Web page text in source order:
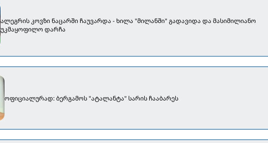
ალეგრის კოვზი ნაცარში ჩაუვარდა - ხილა "მილანში" გადავიდა და მასიმილიანო
უკმაყოფილო დარჩა
ოფიციალურად: ბერგამოს "ატალანტა" სარის ჩააბარეს